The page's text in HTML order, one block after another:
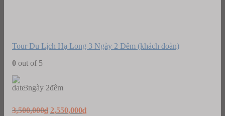
Tour Du Lịch Hạ Long 3 Ngày 2 Đêm (khách đoàn)
0 out of 5
3ngày 2đêm
3,500,000₫ Original
2,550,000₫Current